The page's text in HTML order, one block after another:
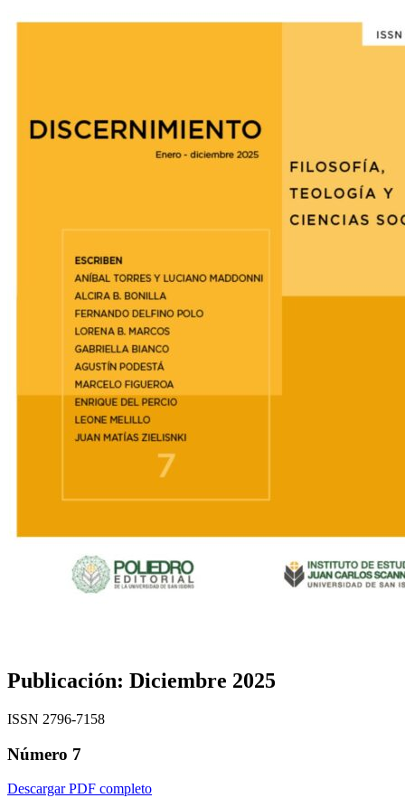
Publicación: Diciembre 2025
ISSN 2796-7158
Número 7
Descargar PDF completo